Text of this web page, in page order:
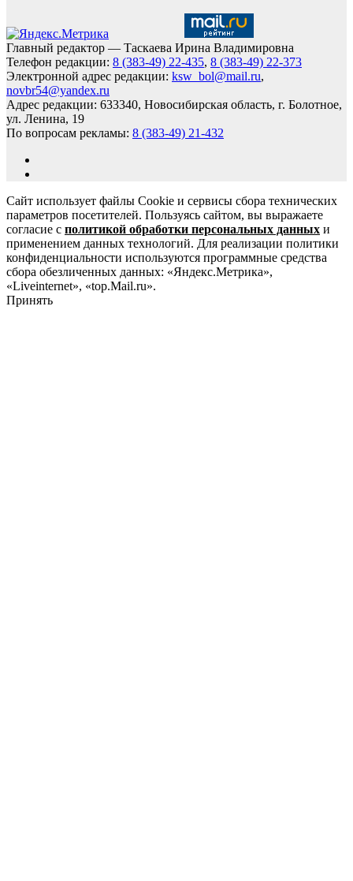
Главный редактор — Таскаева Ирина Владимировна
Телефон редакции: 8 (383-49) 22-435, 8 (383-49) 22-373
Электронной адрес редакции: ksw_bol@mail.ru,
novbr54@yandex.ru
Адрес редакции: 633340, Новосибирская область, г. Болотное,
ул. Ленина, 19
По вопросам рекламы: 8 (383-49) 21-432
Сайт использует файлы Cookie и сервисы сбора технических
параметров посетителей. Пользуясь сайтом, вы выражаете
согласие с политикой обработки персональных данных и
применением данных технологий. Для реализации политики
конфиденциальности используются программные средства
сбора обезличенных данных: «Яндекс.Метрика»,
«Liveinternet», «top.Mail.ru».
Принять